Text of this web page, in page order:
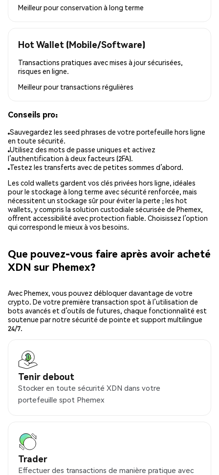
Meilleur pourconservation à long terme
Hot Wallet (Mobile/Software)
Transactions pratiques avec mises à jour sécurisées,
risques en ligne.
Meilleur pour transactions régulières
Conseils pro:
Sauvegardez les seed phrases de votre portefeuille hors ligne
en toute sécurité.
Utilisez des mots de passe uniques et activez
l’authentification à deux facteurs (2FA).
Testez les transferts avec de petites sommes d’abord.
Les cold wallets gardent vos clés privées hors ligne, idéales
pour le stockage à long terme avec sécurité renforcée, mais
nécessitent un stockage sûr pour éviter la perte ; les hot
wallets, y compris la solution custodiale sécurisée de Phemex,
offrent accessibilité avec protection fiable. Choisissez l’option
qui correspond le mieux à vos besoins.
Que pouvez-vous faire après avoir acheté
XDN sur Phemex?
Avec Phemex, vous pouvez débloquer davantage de votre
crypto. De votre première transaction spot à l’utilisation de
bots avancés et d’outils de futures, chaque fonctionnalité est
soutenue par notre sécurité de pointe et support multilingue
24/7.
Tenir debout
Stocker en toute sécurité XDN dans votre
portefeuille spot Phemex
Trader
Effectuer des transactions de manière pratique avec